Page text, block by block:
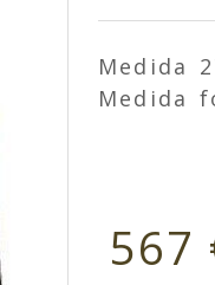
Medida
Medida
567